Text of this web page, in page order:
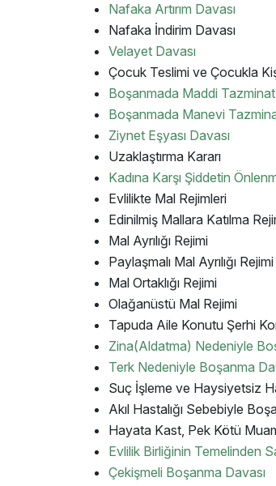
Nafaka Artırım Davası
Nafaka İndirim Davası
Velayet Davası
Çocuk Teslimi ve Çocukla
Boşanmada Maddi Tazminat
Boşanmada Manevi
Ziynet Eşyası Davası
Uzaklaştırma Kararı
Kadına Karşı Şiddetin
Evlilikte Mal Rejimleri
Edinilmiş Mallara Katılma
Mal Ayrılığı Rejimi
Paylaşmalı Mal Ayrılığı Rejimi
Mal Ortaklığı Rejimi
Olağanüstü Mal Rejimi
Tapuda Aile Konutu Şerhi
Zina(Aldatma) Nedeniyle
Terk Nedeniyle Boşanma
Suç İşleme ve Haysiyetsiz
Akıl Hastalığı Sebebiyle
Hayata Kast, Pek Kötü
Evlilik Birliğinin Temelinden
Çekişmeli Boşanma Davası